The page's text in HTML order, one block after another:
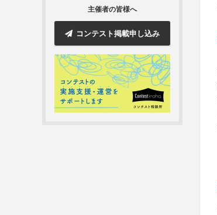
主催者の皆様へ
コンテスト掲載申し込み